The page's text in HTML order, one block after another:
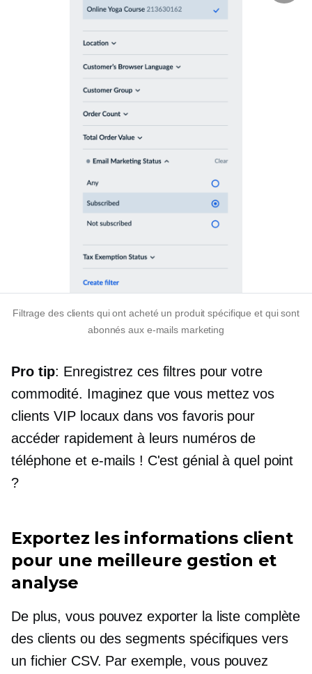
Filtrage des clients qui ont acheté un produit spécifique et qui sont
abonnés aux e-mails marketing
Pro tip: Enregistrez ces filtres pour votre
commodité. Imaginez que vous mettez vos
clients VIP locaux dans vos favoris pour
accéder rapidement à leurs numéros de
téléphone et e-mails ! C'est génial à quel point
?
Exportez les informations client
pour une meilleure gestion et
analyse
De plus, vous pouvez exporter la liste complète
des clients ou des segments spécifiques vers
un fichier CSV. Par exemple, vous pouvez